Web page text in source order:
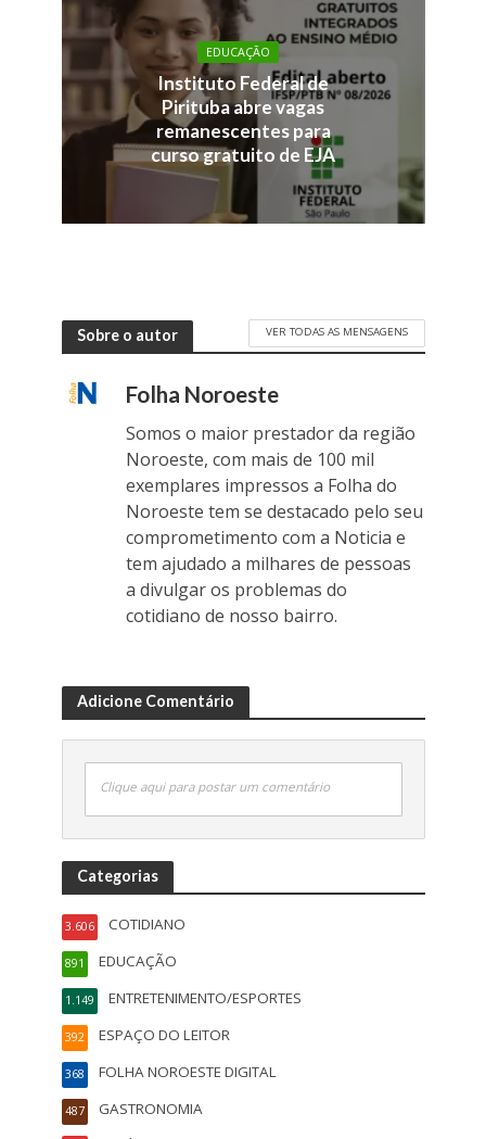
EDUCAÇÃO
Instituto Federal de
Pirituba abre vagas
remanescentes para
curso gratuito de EJA
Sobre o autor VER TODAS AS MENSAGENS
Folha Noroeste
Somos o maior prestador da região
Noroeste, com mais de 100 mil
exemplares impressos a Folha do
Noroeste tem se destacado pelo seu
comprometimento com a Noticia e
tem ajudado a milhares de pessoas
a divulgar os problemas do
cotidiano de nosso bairro.
Adicione Comentário
Clique aqui para postar um comentário
Categorias
COTIDIANO
3.606
EDUCAÇÃO
891
ENTRETENIMENTO/ESPORTES
1.149
ESPAÇO DO LEITOR
392
FOLHA NOROESTE DIGITAL
368
GASTRONOMIA
487